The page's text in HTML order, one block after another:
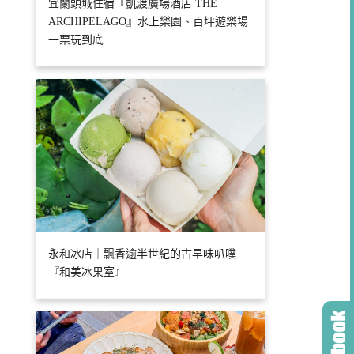
宜蘭頭城住宿『凱渡廣場酒店 THE
ARCHIPELAGO』水上樂園、百坪遊樂場
一票玩到底
永和冰店｜飄香逾半世紀的古早味叭噗
『和美冰果室』